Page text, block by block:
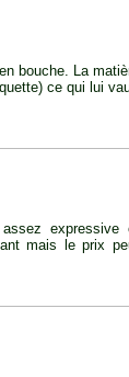
bouche. La
ce qui lui
expressive
mais le prix